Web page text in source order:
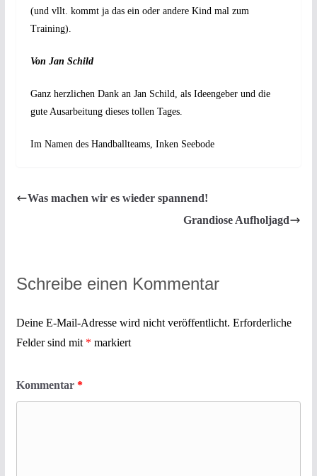
(und vllt. kommt ja das ein oder andere Kind mal zum
Training).
Von Jan Schild
Ganz herzlichen Dank an Jan Schild, als Ideengeber und die
gute Ausarbeitung dieses tollen Tages.
Im Namen des Handballteams, Inken Seebode
Was machen wir es wieder spannend!
Grandiose Aufholjagd
Schreibe einen Kommentar
Deine E-Mail-Adresse wird nicht veröffentlicht. Erforderliche
Felder sind mit * markiert
Kommentar *